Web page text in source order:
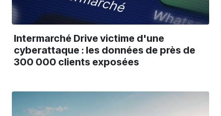
Intermarché Drive victime d'une
cyberattaque : les données de près de
300 000 clients exposées